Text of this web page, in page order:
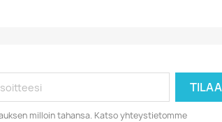
milloin tahansa. Katso yhteystietomme